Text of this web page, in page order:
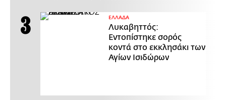
ΕΛΛΑΔΑ
Λυκαβηττός:
Εντοπίστηκε σορός
κοντά στο εκκλησάκι των
Αγίων Ισιδώρων